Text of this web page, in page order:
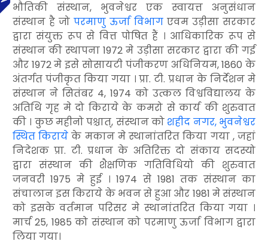
भौतिकी संस्थान, भुवनेश्वर एक स्वायत्त अनुसंधान
संस्थान है जो परमाणु ऊर्जा विभाग एवम उड़ीसा सरकार
द्वारा संयुक्त रूप से वित्त पोषित हैं । आधिकारिक रूप से
संस्थान की स्थापना 1972 मे उड़ीसा सरकार द्वारा की गई
और 1972 मे इसे सोसायटी पंजीकरण अधिनियम, 1860 के
अंतर्गत पंजीकृत किया गया । प्रा. टी. प्रधान के निर्देशन मे
संस्थान ने सितंबर 4, 1974 को उत्कल विश्वविद्यालय के
अतिथि गृह मे दो किराये के कमरो से कार्य की शुरुवात
की । कुछ महीनो पश्चात्, संस्थान को शहीद नगर, भुवनेश्वर
स्थित किराये के मकान मे स्थानांतरित किया गया , जहां
निदेशक प्रा. टी. प्रधान के अतिरिक्त दो संकाय सदस्यो
द्वारा संस्थान की शैक्षणिक गतिविधियो की शुरुवात
जनवरी 1975 मे हुई । 1974 से 1981 तक संस्थान का
संचालान इस किराये के भवन से हुआ और 1981 मे संस्थान
को इसके वर्तमान परिसर मे स्थानांतरित किया गया ।
मार्च 25, 1985 को संस्थान को परमाणु ऊर्जा विभाग द्वारा
लिया गया।